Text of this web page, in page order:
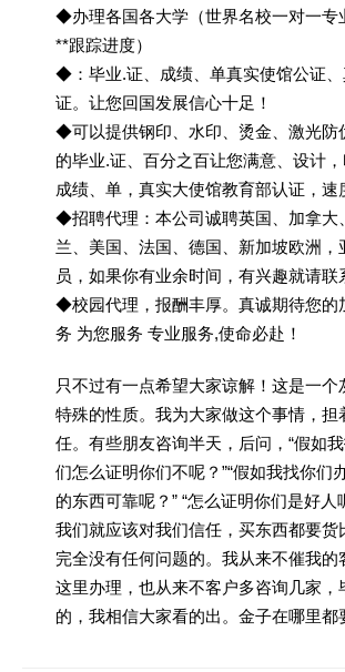
◆办理各国各大学（世界名校一对一专
**跟踪进度）
◆：毕业.证、成绩、单真实使馆公证、
证。让您回国发展信心十足！
◆可以提供钢印、水印、烫金、激光防
的毕业.证、百分之百让您满意、设计，
成绩、单，真实大使馆教育部认证，速
◆招聘代理：本公司诚聘英国、加拿大
兰、美国、法国、德国、新加坡欧洲，
员，如果你有业余时间，有兴趣就请联
◆校园代理，报酬丰厚。真诚期待您的
务 为您服务 专业服务,使命必赴！
只不过有一点希望大家谅解！这是一个
特殊的性质。我为大家做这个事情，担
任。有些朋友咨询半天，后问，“假如
们怎么证明你们不呢？”“假如我找你们
的东西可靠呢？” “怎么证明你们是好人
我们就应该对我们信任，买东西都要货
完全没有任何问题的。我从来不催我的
这里办理，也从来不客户多咨询几家，
的，我相信大家看的出。金子在哪里都